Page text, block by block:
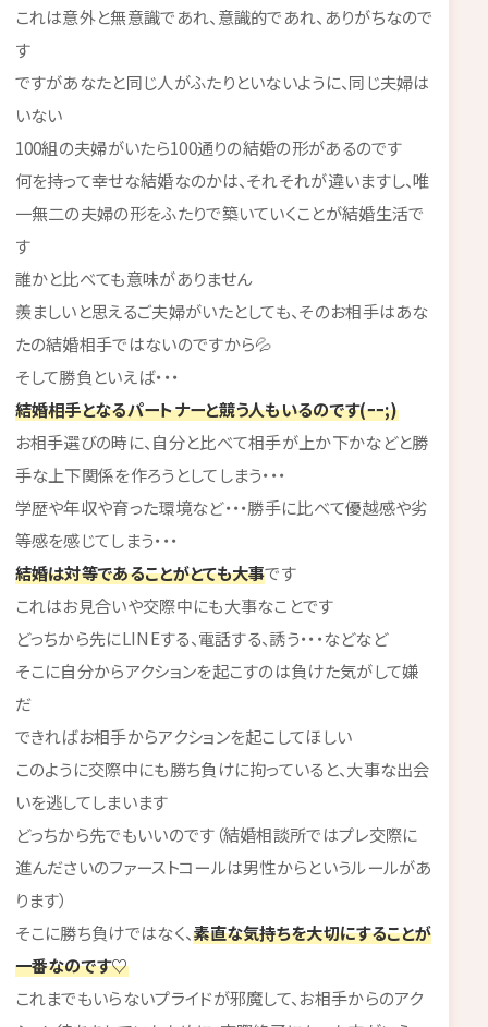
これは意外と無意識であれ、意識的であれ、ありがちなので
す
ですがあなたと同じ人がふたりといないように、同じ夫婦は
いない
100組の夫婦がいたら100通りの結婚の形があるのです
何を持って幸せな結婚なのかは、それそれが違いますし、唯
一無二の夫婦の形をふたりで築いていくことが結婚生活で
す
誰かと比べても意味がありません
羨ましいと思えるご夫婦がいたとしても、そのお相手はあな
たの結婚相手ではないのですから💦
そして勝負といえば・・・
結婚相手となるパートナーと競う人もいるのです(ｰｰ;)
お相手選びの時に、自分と比べて相手が上か下かなどと勝
手な上下関係を作ろうとしてしまう・・・
学歴や年収や育った環境など・・・勝手に比べて優越感や劣
等感を感じてしまう・・・
結婚は対等であることがとても大事です
これはお見合いや交際中にも大事なことです
どっちから先にLINEする、電話する、誘う・・・などなど
そこに自分からアクションを起こすのは負けた気がして嫌
だ
できればお相手からアクションを起こしてほしい
このように交際中にも勝ち負けに拘っていると、大事な出会
いを逃してしまいます
どっちから先でもいいのです（結婚相談所ではプレ交際に
進んださいのファーストコールは男性からというルールがあ
ります）
そこに勝ち負けではなく、素直な気持ちを大切にすることが
一番なのです♡
これまでもいらないプライドが邪魔して、お相手からのアク